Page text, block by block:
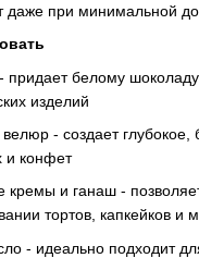
даже при минимальной
придает белому
изделий
велюр - создает
и конфет
и ганаш -
тортов, капкейков и
- идеально подходит